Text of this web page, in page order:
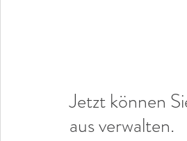
Jetzt können
aus verwalten.